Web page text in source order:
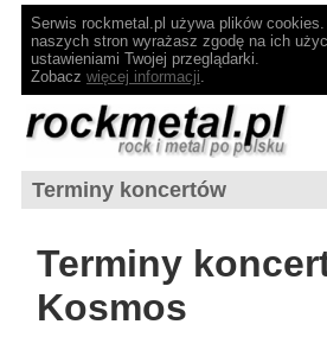
Serwis rockmetal.pl używa plików
naszych stron wyrażasz zgodę na ich
ustawieniami Twojej przeglądarki.
Zobacz więcej informacji.
Terminy koncertów
Terminy
Kosmos